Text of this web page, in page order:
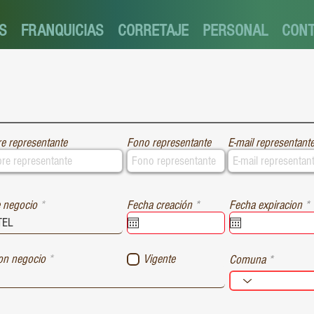
FRANQUICIAS CORRETAJE PERSONAL
representante Fono representante E-mail representante
negocio Fecha creación *r
e
d
Fecha expiracion *r
e
r
d
negocio Comuna
Vigente